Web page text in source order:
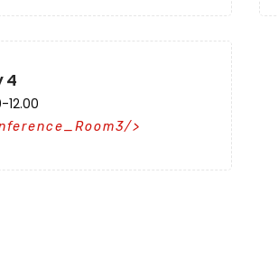
4
12.00